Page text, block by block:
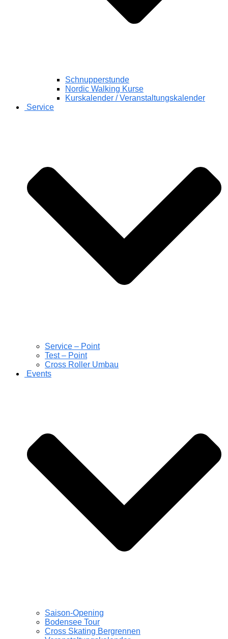
Schnupperstunde
Nordic Walking Kurse
Kurskalender / Veranstaltungskalender
Service
Service – Point
Test – Point
Cross Roller Umbau
Events
Saison-Opening
Bodensee Tour
Cross Skating Bergrennen